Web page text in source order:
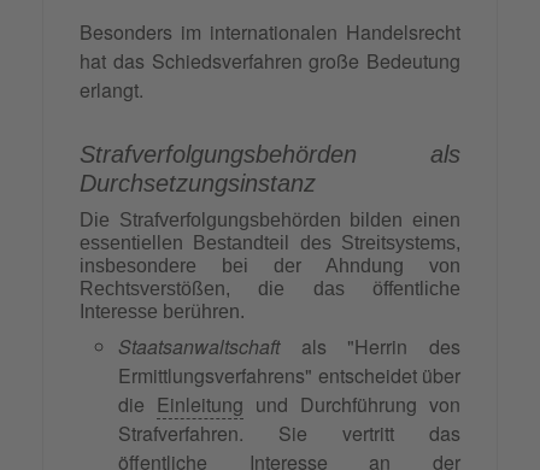
Besonders im internationalen Handelsrecht
hat das Schiedsverfahren große Bedeutung
erlangt.
Strafverfolgungsbehörden als
Durchsetzungsinstanz
Die Strafverfolgungsbehörden bilden einen
essentiellen Bestandteil des Streitsystems,
insbesondere bei der Ahndung von
Rechtsverstößen, die das öffentliche
Interesse berühren.
Staatsanwaltschaft als "Herrin des
Ermittlungsverfahrens" entscheidet über
die Einleitung und Durchführung von
Strafverfahren. Sie vertritt das
öffentliche Interesse an der